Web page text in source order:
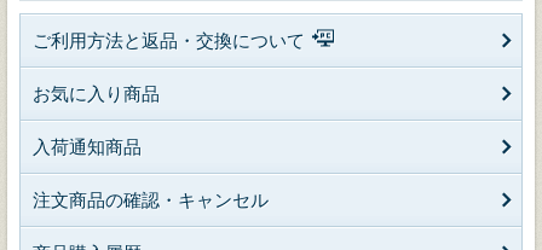
ご利用方法と返品・交換について
お気に入り商品
入荷通知商品
注文商品の確認・キャンセル